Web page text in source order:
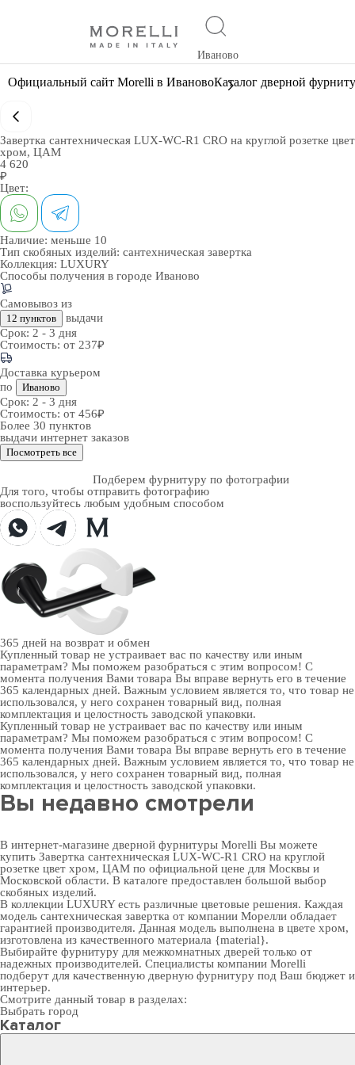
Иваново
Официальный сайт Morelli в ИвановоКаталог дверной
Завертка сантехническая LUX-WC-R1 CRO на круглой розетке цвет
хром, ЦАМ
4 620
₽
Цвет:
Наличие: меньше 10
Тип скобяных изделий: сантехническая завертка
Коллекция: LUXURY
Способы получения в городе Иваново
Самовывоз из
12 пунктов
выдачи
Срок: 2 - 3 дня
Стоимость: от 237₽
Доставка курьером
по
Иваново
Срок: 2 - 3 дня
Стоимость: от 456₽
Более 30 пунктов
выдачи интернет заказов
Посмотреть все
Подберем фурнитуру по фотографии
Для того, чтобы отправить фотографию
воспользуйтесь любым удобным способом
365 дней на возврат и обмен
Купленный товар не устраивает вас по качеству или иным
параметрам? Мы поможем разобраться с этим вопросом! С
момента получения Вами товара Вы вправе вернуть его в течение
365 календарных дней. Важным условием является то, что товар не
использовался, у него сохранен товарный вид, полная
комплектация и целостность заводской упаковки.
Купленный товар не устраивает вас по качеству или иным
параметрам? Мы поможем разобраться с этим вопросом! С
момента получения Вами товара Вы вправе вернуть его в течение
365 календарных дней. Важным условием является то, что товар не
использовался, у него сохранен товарный вид, полная
комплектация и целостность заводской упаковки.
Вы недавно смотрели
В интернет-магазине дверной фурнитуры Morelli Вы можете
купить Завертка сантехническая LUX-WC-R1 CRO на круглой
розетке цвет хром, ЦАМ по официальной цене для Москвы и
Московской области. В каталоге предоставлен большой выбор
скобяных изделий.
В коллекции LUXURY есть различные цветовые решения. Каждая
модель сантехническая завертка от компании Морелли обладает
гарантией производителя. Данная модель выполнена в цвете хром,
изготовлена из качественного материала {material}.
Выбирайте фурнитуру для межкомнатных дверей только от
надежных производителей. Специалисты компании Morelli
подберут для качественную дверную фурнитуру под Ваш бюджет и
интерьер.
Смотрите данный товар в разделах:
Выбрать город
Каталог